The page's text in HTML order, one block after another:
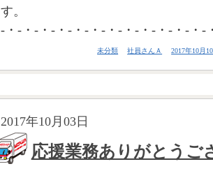
す。
-・-・-・-・-・-・-・-・-・-・-・-・-
未分類 社員さんＡ 2017年10月
2017年10月03日
応援業務ありがとうご